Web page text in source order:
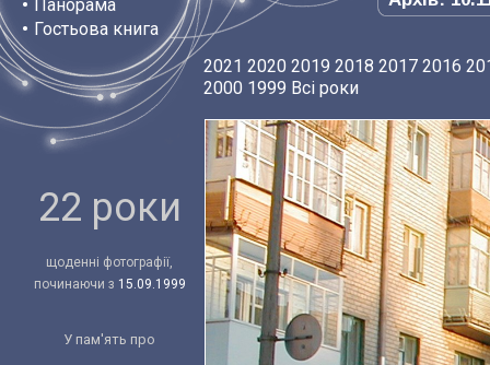
• Панорама
• Гостьова книга
22 роки
щоденні фотографії,
починаючи з 15.09.1999
У пам'ять про
2021 2020 2019 2018 2017 2016
2000 1999 Всі роки